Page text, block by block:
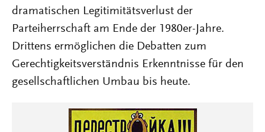
dramatischen Legitimitätsverlust der
Parteiherrschaft am Ende der 1980er-Jahre.
Drittens ermöglichen die Debatten zum
Gerechtigkeitsverständnis Erkenntnisse für den
gesellschaftlichen Umbau bis heute.